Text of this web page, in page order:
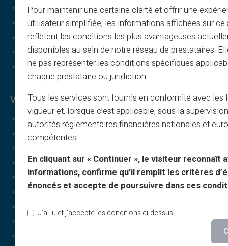
Bedingungen für Geschenkkarten
Cashback-Bedingungen
Wer sind wir?
Affiliate werden
Kontakt
Vorteile von Veritas
Warum VERITAS?
Dedizierte IBAN und RIB
Angebote
Sonderangebote
Pour maintenir une certaine clarté et offrir une
utilisateur simplifiée, les informations affichées sur ce
reflètent les conditions les plus avantageuses
disponibles au sein de notre réseau de prestataires.
ne pas représenter les conditions spécifiques
chaque prestataire ou juridiction.
Tous les services sont fournis en conformité avec les
vigueur et, lorsque c’est applicable, sous la
autorités réglementaires financières nationales et
compétentes.
En cliquant sur « Continuer », le visiteur reconnaît
informations, confirme qu’il remplit les critères
énoncés et accepte de poursuivre dans ces
J’ai lu et j’accepte les conditions ci-dessus.